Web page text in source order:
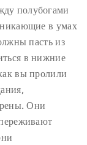
полубогами
в умах
пасть из
в нижние
вы пролили
Они